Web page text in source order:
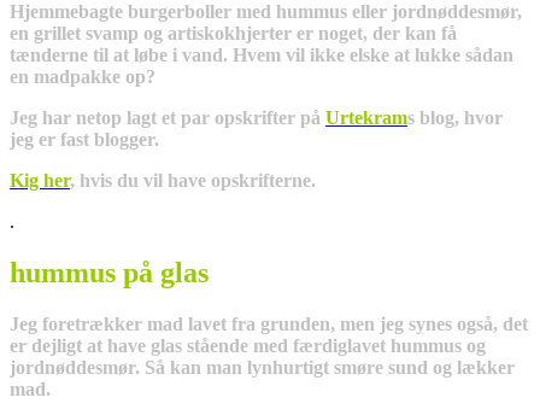
Hjemmebagte burgerboller med hummus eller jordnøddesmør,
en grillet svamp og artiskokhjerter er noget, der kan få
tænderne til at løbe i vand. Hvem vil ikke elske at lukke sådan
en madpakke op?
Jeg har netop lagt et par opskrifter på Urtekrams blog, hvor
jeg er fast blogger.
Kig her, hvis du vil have opskrifterne.
.
hummus på glas
Jeg foretrækker mad lavet fra grunden, men jeg synes også, det
er dejligt at have glas stående med færdiglavet hummus og
jordnøddesmør. Så kan man lynhurtigt smøre sund og lækker
mad.